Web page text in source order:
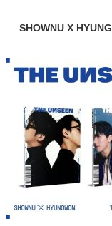
SHOWNU X